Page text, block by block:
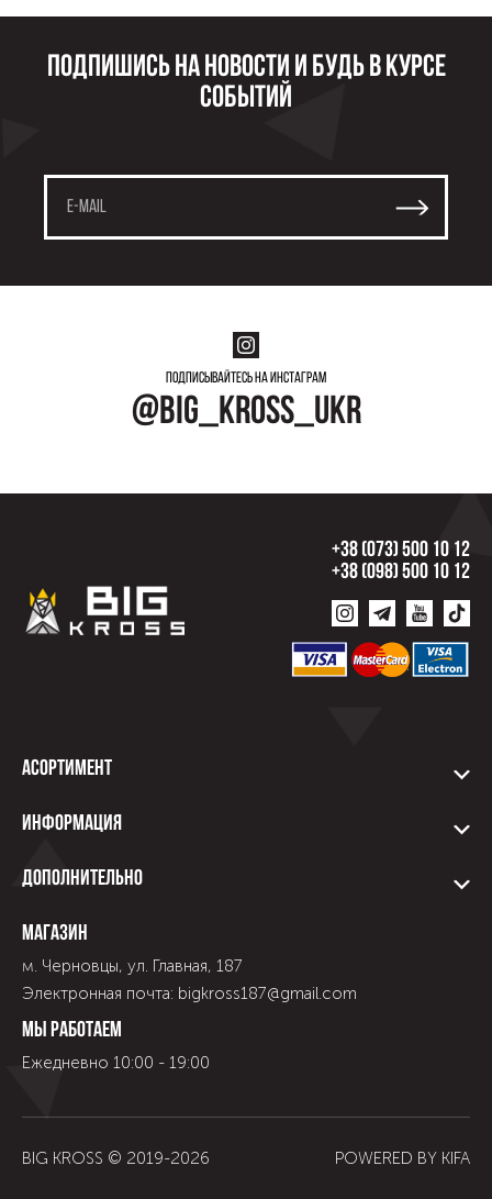
Подпишись на новости и будь в курсе
событий
Подписывайтесь на инстаграм
@big_kross_ukr
+38 (073) 500 10 12
+38 (098) 500 10 12
Асортимент
Информация
Дополнительно
Магазин
м. Черновцы, ул. Главная, 187
Электронная почта: bigkross187@gmail.com
Мы работаем
Ежедневно 10:00 - 19:00
BIG KROSS © 2019-2026 POWERED BY KIFA